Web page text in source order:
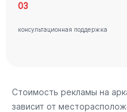
03
консультационная поддержка
Стоимость рекламы на
зависит от